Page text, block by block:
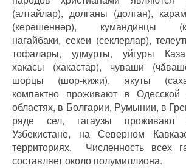
(алтайлар), долганы (долган),
(керәшеннәр), кумандинцы
нагайбаки, секеи (секлерлар),
тофалары, удмурты, уйгуры
хакасы (хакастар), чуваши
шорцы (шор-кижи), якуты
компактно проживают в
областях, в Болгарии, Румынии, в
ряде сел, гагаузы проживают
Узбекистане, на Северном
территориях. Численность всех
составляет около полумиллиона.